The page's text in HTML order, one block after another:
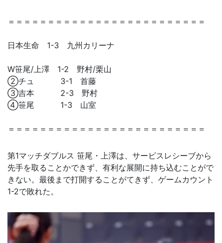
＝＝＝＝＝＝＝＝＝＝＝＝＝＝＝＝＝＝＝＝＝＝＝＝＝
日本生命 1-3 九州カリーナ
W笹尾/上澤 1-2 野村/栗山
②チュ 3-1 首藤
③吉本 2-3 野村
④笹尾 1-3 山室
＝＝＝＝＝＝＝＝＝＝＝＝＝＝＝＝＝＝＝＝＝＝＝＝＝
第1マッチダブルス 笹尾・上澤は、サービスレシーブから
先手を取ることかできず、有利な展開に持ち込むことがで
きない。最後まで打開することがてきず、ゲームカウント
1-2で敗れた。